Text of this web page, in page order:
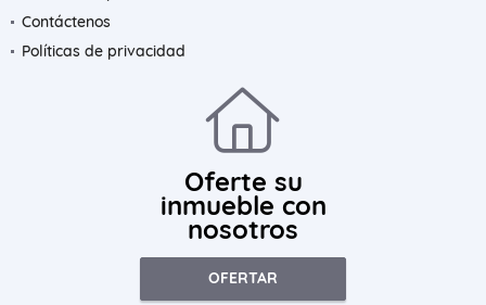
Contáctenos
Políticas de privacidad
Oferte su
inmueble con
nosotros
OFERTAR